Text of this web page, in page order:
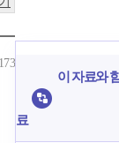
이 자료와
료